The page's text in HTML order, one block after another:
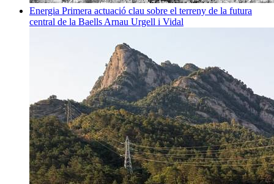
Energia Primera actuació clau sobre el terreny de la futura
central de la Baells Arnau Urgell i Vidal